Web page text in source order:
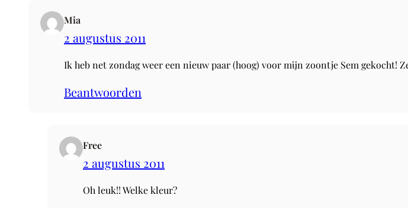
Mia
2 augustus 2011
Ik heb net zondag weer een nieuw paar (hoog) voor mijn zoontje Sem gekocht!
Beantwoorden
Free
2 augustus 2011
Oh leuk!! Welke kleur?